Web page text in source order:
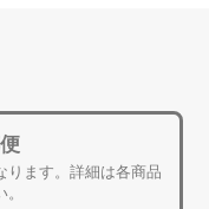
ります。詳細は各商品